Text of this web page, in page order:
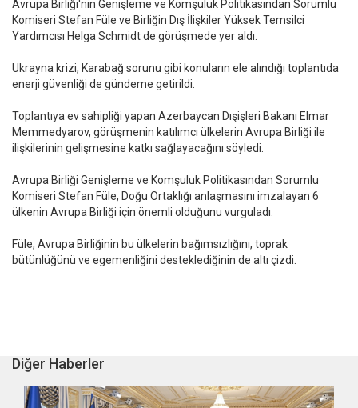
Avrupa Birliği'nin Genişleme ve Komşuluk Politikasından Sorumlu
Komiseri Stefan Füle ve Birliğin Dış İlişkiler Yüksek Temsilci
Yardımcısı Helga Schmidt de görüşmede yer aldı.
Ukrayna krizi, Karabağ sorunu gibi konuların ele alındığı toplantıda
enerji güvenliği de gündeme getirildi.
Toplantıya ev sahipliği yapan Azerbaycan Dışişleri Bakanı Elmar
Memmedyarov, görüşmenin katılımcı ülkelerin Avrupa Birliği ile
ilişkilerinin gelişmesine katkı sağlayacağını söyledi.
Avrupa Birliği Genişleme ve Komşuluk Politikasından Sorumlu
Komiseri Stefan Füle, Doğu Ortaklığı anlaşmasını imzalayan 6
ülkenin Avrupa Birliği için önemli olduğunu vurguladı.
Füle, Avrupa Birliğinin bu ülkelerin bağımsızlığını, toprak
bütünlüğünü ve egemenliğini desteklediğinin de altı çizdi.
Diğer Haberler